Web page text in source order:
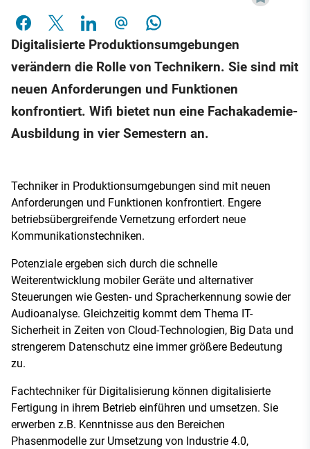
Digitalisierte Produktionsumgebungen
verändern die Rolle von Technikern. Sie sind mit
neuen Anforderungen und Funktionen
konfrontiert. Wifi bietet nun eine Fachakademie-
Ausbildung in vier Semestern an.
Techniker in Produktionsumgebungen sind mit neuen
Anforderungen und Funktionen konfrontiert. Engere
betriebsübergreifende Vernetzung erfordert neue
Kommunikationstechniken.
Potenziale ergeben sich durch die schnelle
Weiterentwicklung mobiler Geräte und alternativer
Steuerungen wie Gesten- und Spracherkennung sowie der
Audioanalyse. Gleichzeitig kommt dem Thema IT-
Sicherheit in Zeiten von Cloud-Technologien, Big Data und
strengerem Datenschutz eine immer größere Bedeutung
zu.
Fachtechniker für Digitalisierung können digitalisierte
Fertigung in ihrem Betrieb einführen und umsetzen. Sie
erwerben z.B. Kenntnisse aus den Bereichen
Phasenmodelle zur Umsetzung von Industrie 4.0,